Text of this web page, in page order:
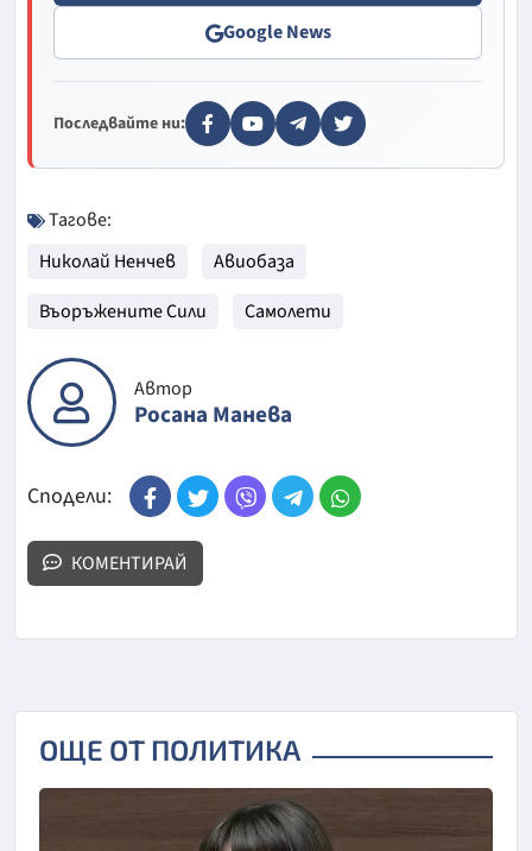
Google News
Последвайте ни:
Тагове:
Николай Ненчев
Авиобаза
Въоръжените Сили
Самолети
Автор
Росана Манева
Сподели:
КОМЕНТИРАЙ
ОЩЕ ОТ ПОЛИТИКА